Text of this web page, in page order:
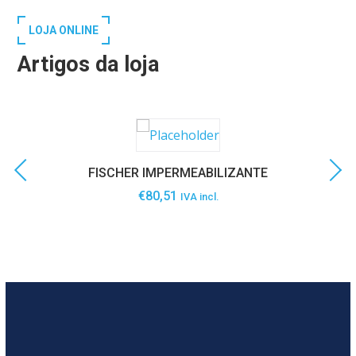
LOJA ONLINE
Artigos da loja
FISCHER IMPERMEABILIZANTE
€80,51 IVA incl.
SABER MAIS